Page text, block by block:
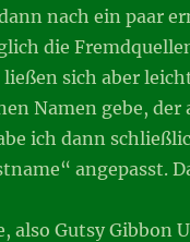
nach ein paar
die
sich aber
Namen gebe,
ich dann
angepasst.
Gutsy Gibbon